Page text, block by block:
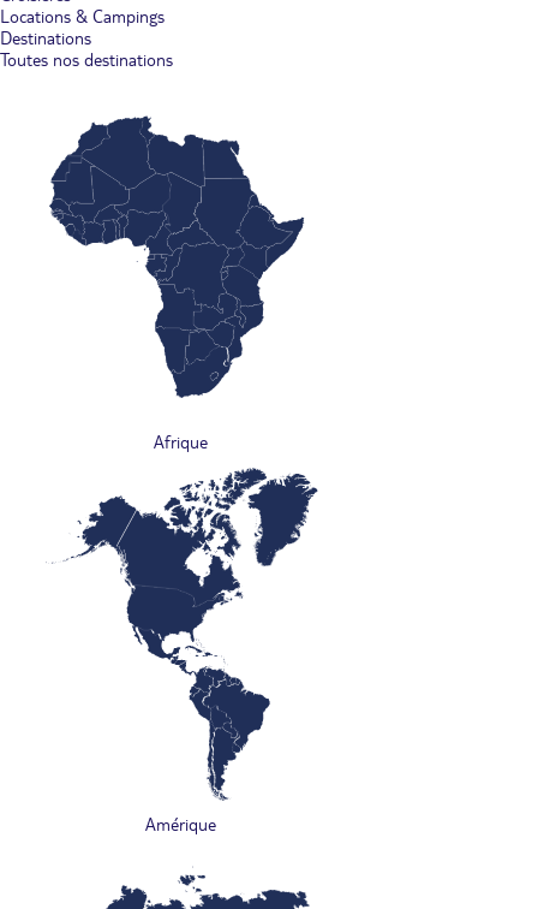
Locations & Campings
Destinations
Toutes nos destinations
Afrique
Amérique